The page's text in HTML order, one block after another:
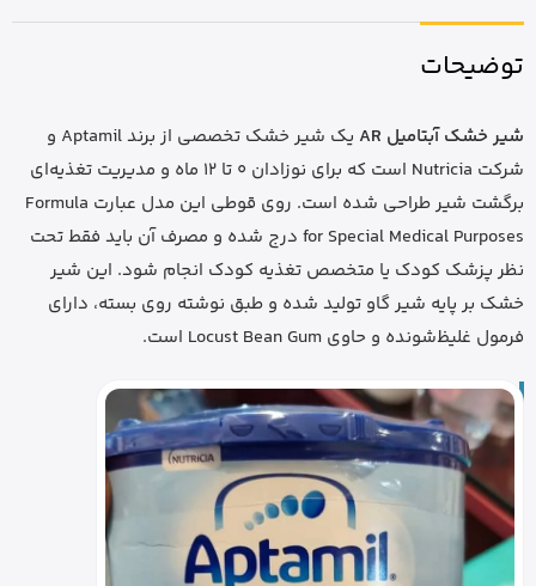
توضیحات
شیر خشک آبتامیل AR
یک شیر خشک تخصصی از برند Aptamil و
شرکت Nutricia است که برای نوزادان 0 تا 12 ماه و مدیریت تغذیه‌ای
برگشت شیر طراحی شده است. روی قوطی این مدل عبارت Formula
for Special Medical Purposes درج شده و مصرف آن باید فقط تحت
نظر پزشک کودک یا متخصص تغذیه کودک انجام شود. این شیر
خشک بر پایه شیر گاو تولید شده و طبق نوشته روی بسته، دارای
فرمول غلیظ‌شونده و حاوی Locust Bean Gum است.